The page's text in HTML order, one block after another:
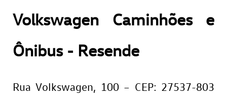
Volkswagen Caminhões e
Ônibus - Resende
Rua Volkswagen, 100 – CEP: 27537-803